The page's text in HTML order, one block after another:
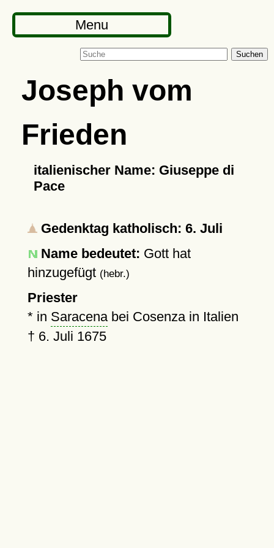
Menu
Suchen
Joseph vom
Frieden
italienischer Name: Giuseppe di
Pace
Gedenktag katholisch: 6. Juli
Name bedeutet: Gott hat
hinzugefügt (hebr.)
Priester
* in Saracenabei Cosenza in Italien
† 6. Juli 1675